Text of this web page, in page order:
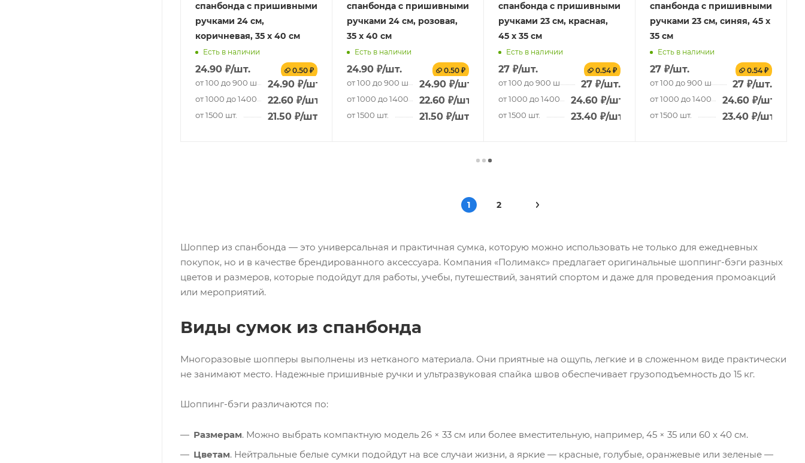
спанбонда с пришивными
ручками 24 см,
коричневая, 35 х 40 см
Есть в наличии
24.90 ₽/шт. 0.50 ₽
от 100 до 900 шт. 24.90 ₽/шт.
от 1000 до 1400 шт.22.60 ₽/шт.
от 1500 шт. 21.50 ₽/шт.
спанбонда с пришивными
ручками 24 см, розовая,
35 х 40 см
Есть в наличии
24.90 ₽/шт. 0.50 ₽
от 100 до 900 шт. 24.90 ₽/шт.
от 1000 до 1400 шт.22.60 ₽/шт.
от 1500 шт. 21.50 ₽/шт.
спанбонда с пришивными
ручками 23 см, красная,
45 х 35 см
Есть в наличии
27 ₽/шт. 0.54 ₽
от 100 до 900 шт. 27 ₽/шт.
от 1000 до 1400 шт.24.60 ₽/шт.
от 1500 шт. 23.40 ₽/шт.
спанбонда с пришивными
ручками 23 см, синяя, 45 х
35 см
Есть в наличии
27 ₽/шт. 0.54 ₽
от 100 до 900 шт. 27 ₽/шт.
от 1000 до 1400 шт.24.60 ₽/шт.
от 1500 шт. 23.40 ₽/шт.
1 2
Шоппер из спанбонда — это универсальная и практичная сумка, которую можно использовать не только для ежедневных
покупок, но и в качестве брендированного аксессуара. Компания «Полимакс» предлагает оригинальные шоппинг-бэги разных
цветов и размеров, которые подойдут для работы, учебы, путешествий, занятий спортом и даже для проведения промоакций
или мероприятий.
Виды сумок из спанбонда
Многоразовые шопперы выполнены из нетканого материала. Они приятные на ощупь, легкие и в сложенном виде практически
не занимают место. Надежные пришивные ручки и ультразвуковая спайка швов обеспечивает грузоподъемность до 15 кг.
Шоппинг-бэги различаются по:
Размерам. Можно выбрать компактную модель 26 × 33 см или более вместительную, например, 45 × 35 или 60 х 40 см.
Цветам. Нейтральные белые сумки подойдут на все случаи жизни, а яркие — красные, голубые, оранжевые или зеленые —